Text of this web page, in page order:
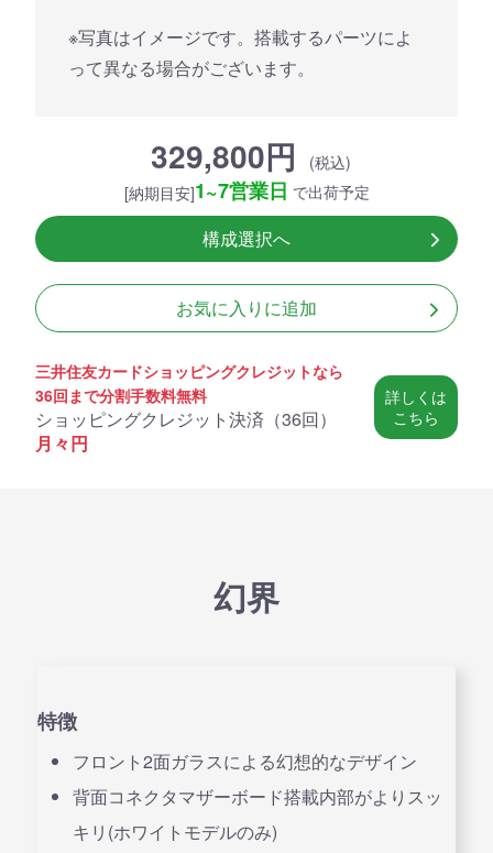
※写真はイメージです。搭載するパーツによ
って異なる場合がございます。
329,800円
(税込)
[納期目安]1~7営業日 で出荷予定
構成選択へ
お気に入りに追加
三井住友カードショッピングクレジットなら
36回まで分割手数料無料
ショッピングクレジット決済（36回）
月々円
詳しくは
こちら
幻界
特徴
フロント2面ガラスによる幻想的なデザイン
背面コネクタマザーボード搭載内部がよりスッ
キリ(ホワイトモデルのみ)